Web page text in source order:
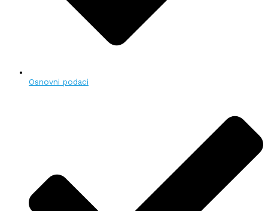
Osnovni podaci